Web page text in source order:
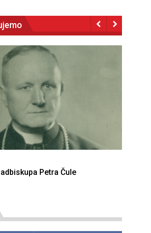
poništenja komunističke